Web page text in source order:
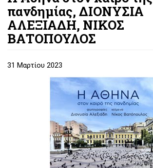
πανδημίας, ΔΙΟΝΥΣΙΑ
ΑΛΕΞΙΑΔΗ, ΝΙΚΟΣ
ΒΑΤΟΠΟΥΛΟΣ
31 Μαρτίου 2023